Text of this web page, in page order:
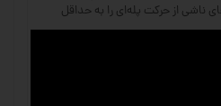
ناشی از حرکت پله‌ای را به حداقل